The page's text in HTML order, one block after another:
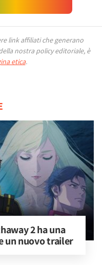
link affiliati che generano
nostra policy editoriale, è
etica.
2 ha una
un nuovo trailer